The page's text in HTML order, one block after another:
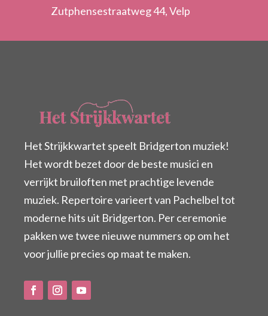
Zutphensestraatweg 44, Velp
Het Strijkkwartet speelt Bridgerton muziek!
Het wordt bezet door de beste musici en
verrijkt bruiloften met prachtige levende
muziek. Repertoire varieert van Pachelbel tot
moderne hits uit Bridgerton. Per ceremonie
pakken we twee nieuwe nummers op om het
voor jullie precies op maat te maken.